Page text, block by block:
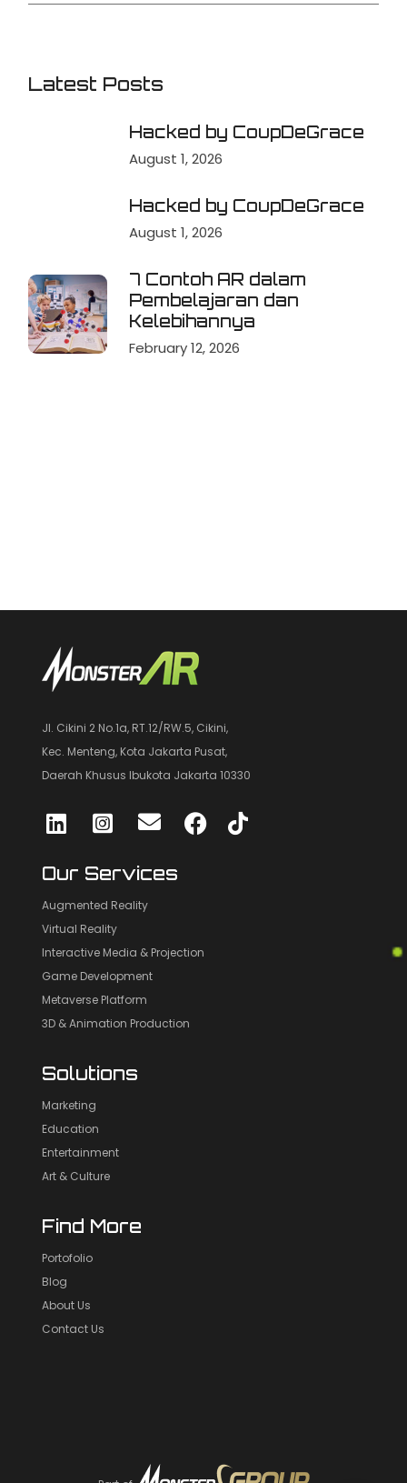
Latest Posts
Hacked by CoupDeGrace
August 1, 2026
Hacked by CoupDeGrace
August 1, 2026
7 Contoh AR dalam
Pembelajaran dan
Kelebihannya
February 12, 2026
Jl. Cikini 2 No.1a, RT.12/RW.5, Cikini,
Kec. Menteng, Kota Jakarta Pusat,
Daerah Khusus Ibukota Jakarta 10330
Our Services
Augmented Reality
Virtual Reality
Interactive Media & Projection
Game Development
Metaverse Platform
3D & Animation Production
Solutions
Marketing
Education
Entertainment
Art & Culture
Find More
Portofolio
Blog
About Us
Contact Us